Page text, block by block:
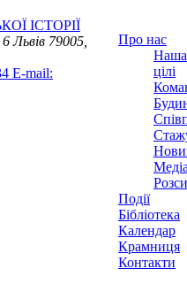
ІСТОРІЇ
6Львів 79005,
E-mail:
Про нас
Наша
цілі
Події
Бібліотека
Календар
Крамниця
Контакти